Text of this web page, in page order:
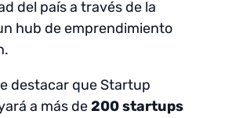
del país a través de la
hub de emprendimiento
destacar que Startup
a más de200 startups